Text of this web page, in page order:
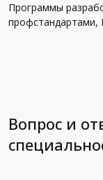
Программы
профстандартами,
Вопрос и